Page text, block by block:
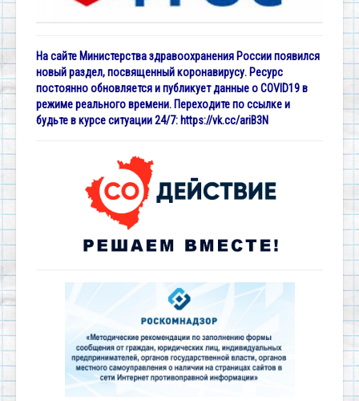
На сайте Министерства здравоохранения России появился
новый раздел, посвященный коронавирусу. Ресурс
постоянно обновляется и публикует данные о COVID19 в
режиме реального времени. Переходите по ссылке и
будьте в курсе ситуации 24/7: https://vk.cc/ariB3N